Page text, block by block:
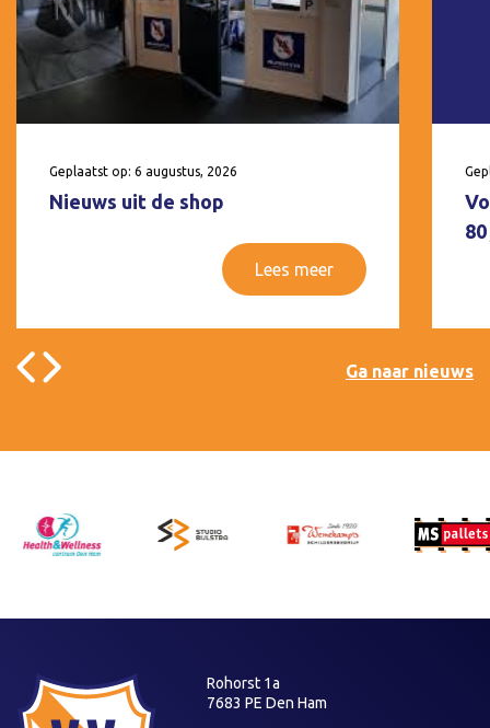
Geplaatst op: 6 augustus, 2026
Nieuws uit de shop
Lees meer
Ga naar nieuws
Rohorst 1a
7683 PE Den Ham